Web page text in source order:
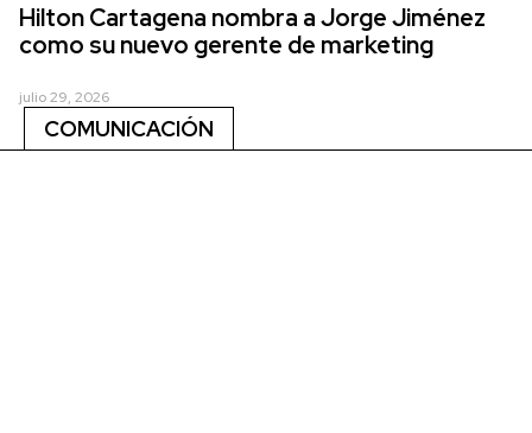
Hilton Cartagena nombra a Jorge Jiménez
como su nuevo gerente de marketing
julio 29, 2026
COMUNICACIÓN